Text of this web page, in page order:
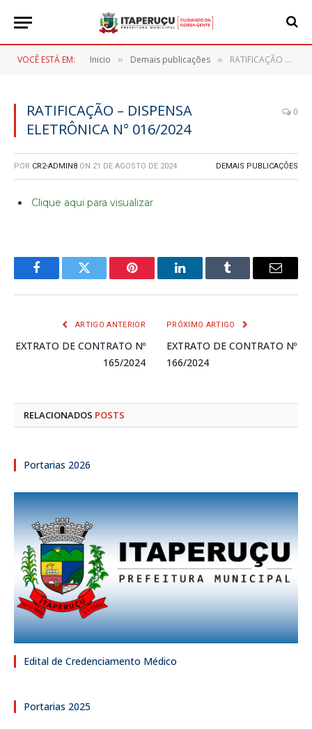
VOCÊ ESTÁ EM: Inicio » Demais publicações » RATIFICAÇÃO – DISPENSA ELETRÔNICA N° 016/2024
RATIFICAÇÃO – DISPENSA
ELETRÔNICA N° 016/2024
0
POR CR2-ADMIN8 ON 21 DE AGOSTO DE 2024 DEMAIS PUBLICAÇÕES
Clique aqui para visualizar
FacebookTwitter Pinterest LinkedInTumblr
E-
ARTIGO ANTERIOR
EXTRATO DE CONTRATO Nº
165/2024
PRÓXIMO ARTIGO
EXTRATO DE CONTRATO Nº
166/2024
RELACIONADOS POSTS
Portarias 2026
Edital de Credenciamento Médico
Portarias 2025